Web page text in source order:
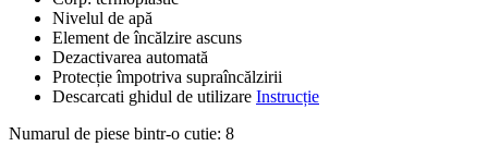
Nivelul de apă
Element de încălzire ascuns
Dezactivarea automată
Protecție împotriva supraîncălzirii
Descarcati ghidul de utilizare Instrucție
Numarul de piese bintr-o cutie: 8